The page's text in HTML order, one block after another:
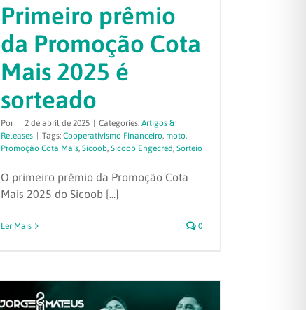
Primeiro prêmio
da Promoção Cota
Mais 2025 é
sorteado
Por | 2 de abril de 2025 | Categories: Artigos &
Releases | Tags: Cooperativismo Financeiro, moto,
Promoção Cota Mais, Sicoob, Sicoob Engecred, Sorteio
O primeiro prêmio da Promoção Cota
Mais 2025 do Sicoob [...]
Ler Mais 0